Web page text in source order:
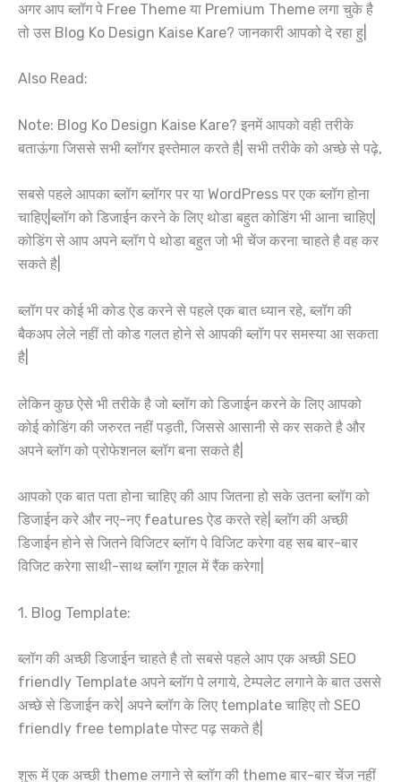
अगर आप ब्लॉग पे Free Theme या Premium Theme लगा चुके है
तो उस Blog Ko Design Kaise Kare? जानकारी आपको दे रहा हु|
Also Read:
Note: Blog Ko Design Kaise Kare? इनमें आपको वही तरीके
बताऊंगा जिससे सभी ब्लॉगर इस्तेमाल करते है| सभी तरीके को अच्छे से पढ़े,
सबसे पहले आपका ब्लॉग ब्लॉगर पर या WordPress पर एक ब्लॉग होना
चाहिए|ब्लॉग को डिजाईन करने के लिए थोडा बहुत कोडिंग भी आना चाहिए|
कोडिंग से आप अपने ब्लॉग पे थोडा बहुत जो भी चेंज करना चाहते है वह कर
सकते है|
ब्लॉग पर कोई भी कोड ऐड करने से पहले एक बात ध्यान रहे, ब्लॉग की
बैकअप लेले नहीं तो कोड गलत होने से आपकी ब्लॉग पर समस्या आ सकता
है|
लेकिन कुछ ऐसे भी तरीके है जो ब्लॉग को डिजाईन करने के लिए आपको
कोई कोडिंग की जरुरत नहीं पड़ती, जिससे आसानी से कर सकते है और
अपने ब्लॉग को प्रोफेशनल ब्लॉग बना सकते है|
आपको एक बात पता होना चाहिए की आप जितना हो सके उतना ब्लॉग को
डिजाईन करे और नए-नए features ऐड करते रहे| ब्लॉग की अच्छी
डिजाईन होने से जितने विजिटर ब्लॉग पे विजिट करेगा वह सब बार-बार
विजिट करेगा साथी-साथ ब्लॉग गूगल में रैंक करेगा|
1. Blog Template:
ब्लॉग की अच्छी डिजाईन चाहते है तो सबसे पहले आप एक अच्छी SEO
friendly Template अपने ब्लॉग पे लगाये, टेम्पलेट लगाने के बात उससे
अच्छे से डिजाईन करे| अपने ब्लॉग के लिए template चाहिए तो SEO
friendly free template पोस्ट पढ़ सकते है|
शुरू में एक अच्छी theme लगाने से ब्लॉग की theme बार-बार चेंज नहीं